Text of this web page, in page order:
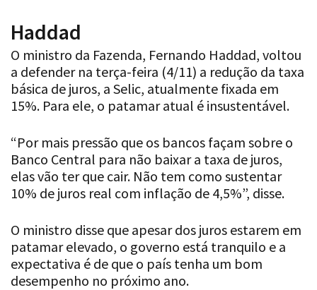
Haddad
O ministro da Fazenda, Fernando Haddad, voltou
a defender na terça-feira (4/11) a redução da taxa
básica de juros, a Selic, atualmente fixada em
15%. Para ele, o patamar atual é insustentável.
“Por mais pressão que os bancos façam sobre o
Banco Central para não baixar a taxa de juros,
elas vão ter que cair. Não tem como sustentar
10% de juros real com inflação de 4,5%”, disse.
O ministro disse que apesar dos juros estarem em
patamar elevado, o governo está tranquilo e a
expectativa é de que o país tenha um bom
desempenho no próximo ano.